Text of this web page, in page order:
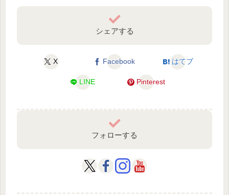
シェアする
X Facebook はてブ
LINE Pinterest
フォローする